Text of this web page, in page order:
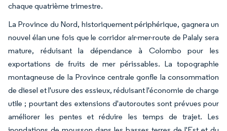
chaque quatrième trimestre.
La Province du Nord, historiquement périphérique, gagnera un
nouvel élan une fois que le corridor air-mer-route de Palaly sera
mature, réduisant la dépendance à Colombo pour les
exportations de fruits de mer périssables. La topographie
montagneuse de la Province centrale gonfle la consommation
de diesel et l'usure des essieux, réduisant l'économie de charge
utile ; pourtant des extensions d'autoroutes sont prévues pour
améliorer les pentes et réduire les temps de trajet. Les